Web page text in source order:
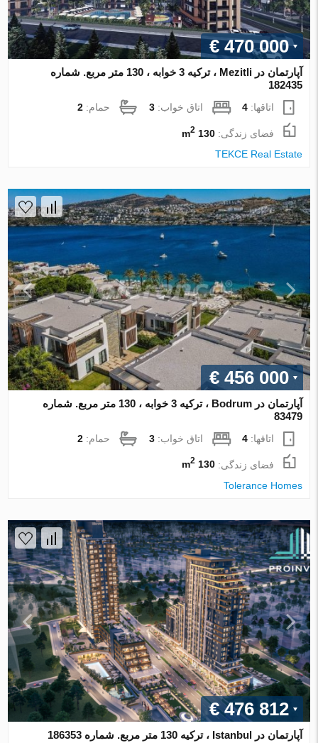
€ 470 000
آپارتمان در Mezitli ، ترکیه 3 خوابه ، 130 متر مربع. شماره
182435
اتاقها:4 اتاق خواب:3 حمام:2
فضای زندگی:130 m
2
TEKCE Real Estate
€ 456 000
آپارتمان در Bodrum ، ترکیه 3 خوابه ، 130 متر مربع. شماره
83479
اتاقها:4 اتاق خواب:3 حمام:2
فضای زندگی:130 m
2
Tolerance Homes
€ 476 812
آپارتمان در Istanbul ، ترکیه 130 متر مربع. شماره 186353